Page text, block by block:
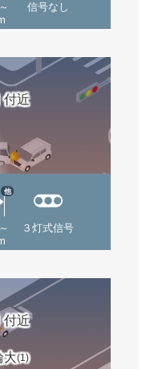
信号なし
付近
他
３灯式信号
付近
大(1)